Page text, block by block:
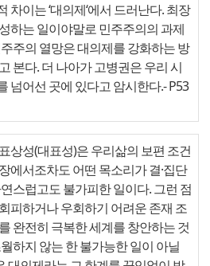
차이는 ‘대의제‘에서 드러난다. 최장
하는 일이야말로 민주주의의 과제
주의 열망은 대의제를 강화하는 방
본다. 더 나아가 고병권은 우리 시
넘어선 곳에 있다고 암시한다.- P53
상성(대표성)은 우리삶의 보편 조건
에서조차도 어떤 목소리가 결·집단
스럽고도 불가피한 일이다. 그런 점
피하거나 우회하기 어려운 존재 조
완전히 극복한 세계를 창안하는 것
하지 않는 한 불가능한 일이 아닐